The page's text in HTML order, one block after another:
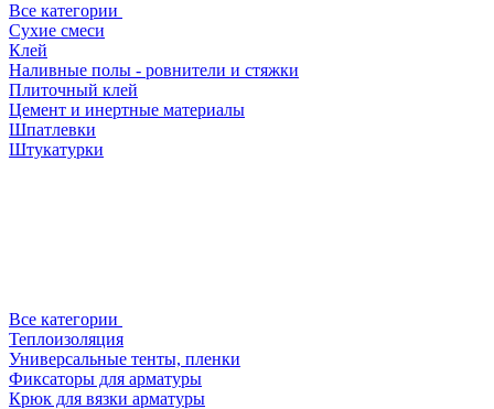
Все категории
Сухие смеси
Клей
Наливные полы - ровнители и стяжки
Плиточный клей
Цемент и инертные материалы
Шпатлевки
Штукатурки
Все категории
Теплоизоляция
Универсальные тенты, пленки
Фиксаторы для арматуры
Крюк для вязки арматуры